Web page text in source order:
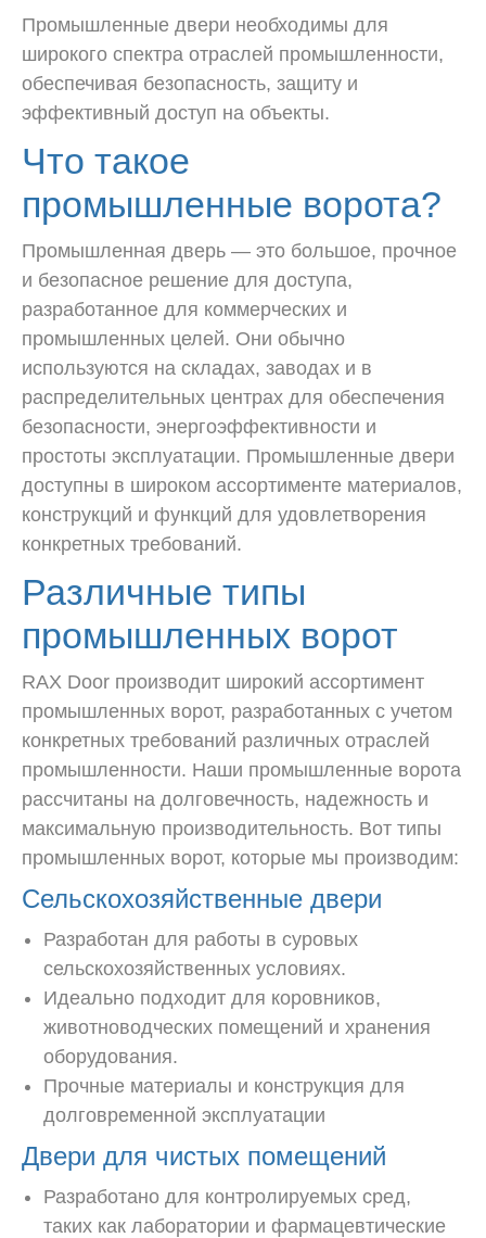
Промышленные двери необходимы для
широкого спектра отраслей промышленности,
обеспечивая безопасность, защиту и
эффективный доступ на объекты.
Что такое
промышленные ворота?
Промышленная дверь — это большое, прочное
и безопасное решение для доступа,
разработанное для коммерческих и
промышленных целей. Они обычно
используются на складах, заводах и в
распределительных центрах для обеспечения
безопасности, энергоэффективности и
простоты эксплуатации. Промышленные двери
доступны в широком ассортименте материалов,
конструкций и функций для удовлетворения
конкретных требований.
Различные типы
промышленных ворот
RAX Door производит широкий ассортимент
промышленных ворот, разработанных с учетом
конкретных требований различных отраслей
промышленности. Наши промышленные ворота
рассчитаны на долговечность, надежность и
максимальную производительность. Вот типы
промышленных ворот, которые мы производим:
Сельскохозяйственные двери
Разработан для работы в суровых
сельскохозяйственных условиях.
Идеально подходит для коровников,
животноводческих помещений и хранения
оборудования.
Прочные материалы и конструкция для
долговременной эксплуатации
Двери для чистых помещений
Разработано для контролируемых сред,
таких как лаборатории и фармацевтические